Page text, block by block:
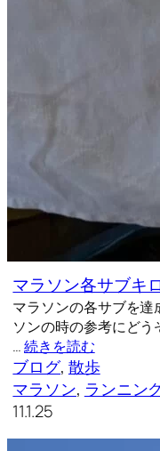
マラソン各サブキ
マラソンの各サブを
ソンの時の参考にど
…続きを読む
ブログ, 散歩
マラソン, ランニン
11.1.25